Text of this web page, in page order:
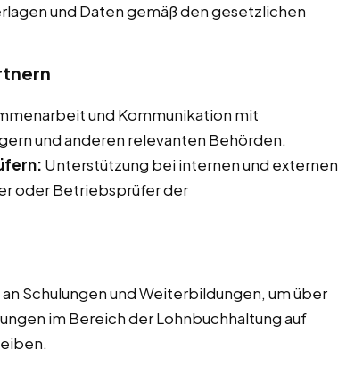
und Daten gemäß den gesetzlichen
und Kommunikation mit
und anderen relevanten Behörden.
Unterstützung bei internen und externen
oder Betriebsprüfer der
Schulungen und Weiterbildungen, um über
im Bereich der Lohnbuchhaltung auf